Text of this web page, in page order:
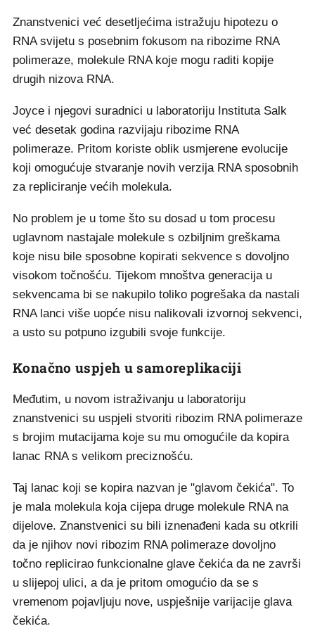
Znanstvenici već desetljećima istražuju hipotezu o
RNA svijetu s posebnim fokusom na ribozime RNA
polimeraze, molekule RNA koje mogu raditi kopije
drugih nizova RNA.
Joyce i njegovi suradnici u laboratoriju Instituta Salk
već desetak godina razvijaju ribozime RNA
polimeraze. Pritom koriste oblik usmjerene evolucije
koji omogućuje stvaranje novih verzija RNA sposobnih
za repliciranje većih molekula.
No problem je u tome što su dosad u tom procesu
uglavnom nastajale molekule s ozbiljnim greškama
koje nisu bile sposobne kopirati sekvence s dovoljno
visokom točnošću. Tijekom mnoštva generacija u
sekvencama bi se nakupilo toliko pogrešaka da nastali
RNA lanci više uopće nisu nalikovali izvornoj sekvenci,
a usto su potpuno izgubili svoje funkcije.
Konačno uspjeh u samoreplikaciji
Međutim, u novom istraživanju u laboratoriju
znanstvenici su uspjeli stvoriti ribozim RNA polimeraze
s brojim mutacijama koje su mu omogućile da kopira
lanac RNA s velikom preciznošću.
Taj lanac koji se kopira nazvan je "glavom čekića". To
je mala molekula koja cijepa druge molekule RNA na
dijelove. Znanstvenici su bili iznenađeni kada su otkrili
da je njihov novi ribozim RNA polimeraze dovoljno
točno replicirao funkcionalne glave čekića da ne završi
u slijepoj ulici, a da je pritom omogućio da se s
vremenom pojavljuju nove, uspješnije varijacije glava
čekića.